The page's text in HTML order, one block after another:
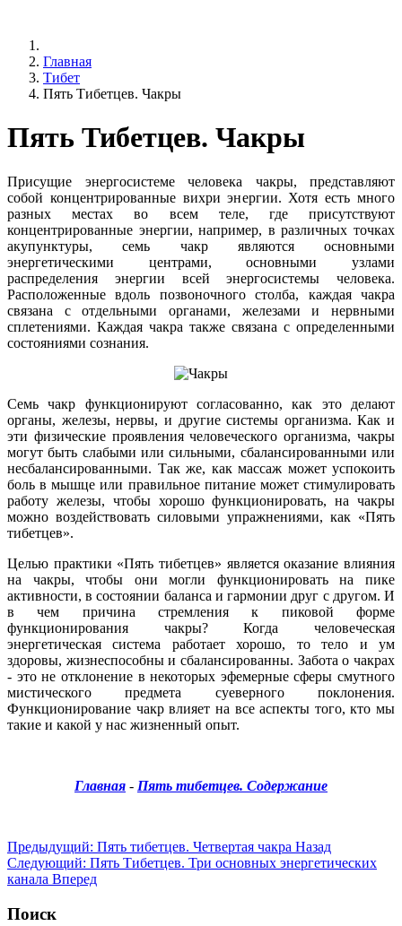
Главная
Тибет
Пять Тибетцев. Чакры
Пять Тибетцев. Чакры
Присущие энергосистеме человека чакры, представляют
собой концентрированные вихри энергии. Хотя есть много
разных местах во всем теле, где присутствуют
концентрированные энергии, например, в различных точках
акупунктуры, семь чакр являются основными
энергетическими центрами, основными узлами
распределения энергии всей энергосистемы человека.
Расположенные вдоль позвоночного столба, каждая чакра
связана с отдельными органами, железами и нервными
сплетениями. Каждая чакра также связана с определенными
состояниями сознания.
Семь чакр функционируют согласованно, как это делают
органы, железы, нервы, и другие системы организма. Как и
эти физические проявления человеческого организма, чакры
могут быть слабыми или сильными, сбалансированными или
несбалансированными. Так же, как массаж может успокоить
боль в мышце или правильное питание может стимулировать
работу железы, чтобы хорошо функционировать, на чакры
можно воздействовать силовыми упражнениями, как «Пять
тибетцев».
Целью практики «Пять тибетцев» является оказание влияния
на чакры, чтобы они могли функционировать на пике
активности, в состоянии баланса и гармонии друг с другом. И
в чем причина стремления к пиковой форме
функционирования чакры? Когда человеческая
энергетическая система работает хорошо, то тело и ум
здоровы, жизнеспособны и сбалансированны. Забота о чакрах
- это не отклонение в некоторых эфемерные сферы смутного
мистического предмета суеверного поклонения.
Функционирование чакр влияет на все аспекты того, кто мы
такие и какой у нас жизненный опыт.
Главная - Пять тибетцев. Содержание
Предыдущий: Пять тибетцев. Четвертая чакра Назад
Следующий: Пять Тибетцев. Три основных энергетических
канала Вперед
Поиск